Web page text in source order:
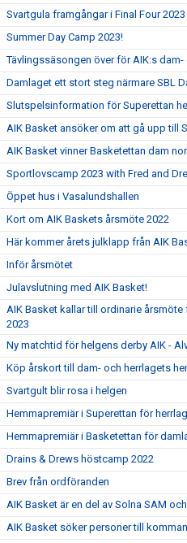
Svartgula framgångar i Final Four 2023
Summer Day Camp 2023!
Tävlingssäsongen över för AIK:s dam-
Damlaget ett stort steg närmare SBL
Slutspelsinformation för Superettan
AIK Basket ansöker om att gå upp till
AIK Basket vinner Basketettan dam
Sportlovscamp 2023 with Fred and
Öppet hus i Vasalundshallen
Kort om AIK Baskets årsmöte 2022
Här kommer årets julklapp från AIK
Inför årsmötet
Julavslutning med AIK Basket!
AIK Basket kallar till ordinarie
2023
Ny matchtid för helgens derby AIK -
Köp årskort till dam- och herrlagets
Svartgult blir rosa i helgen
Hemmapremiär i Superettan för
Hemmapremiär i Basketettan för
Drains & Drews höstcamp 2022
Brev från ordföranden
AIK Basket är en del av Solna SAM
AIK Basket söker personer till